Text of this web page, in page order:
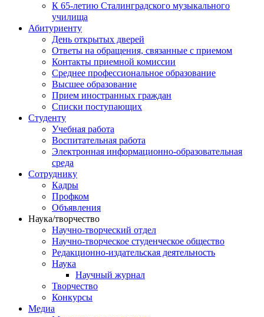
К 65-летию Сталинградского музыкального
училища
Абитуриенту
День открытых дверей
Ответы на обращения, связанные с приемом
Контакты приемной комиссии
Среднее профессиональное образование
Высшее образование
Прием иностранных граждан
Списки поступающих
Студенту
Учебная работа
Воспитательная работа
Электронная информационно-образовательная
среда
Сотруднику
Кадры
Профком
Объявления
Наука/творчество
Научно-творческий отдел
Научно-творческое студенческое общество
Редакционно-издательская деятельность
Наука
Научный журнал
Творчество
Конкурсы
Медиа